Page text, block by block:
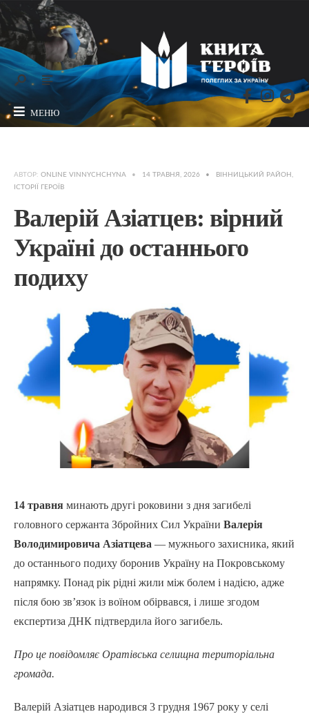
МЕНЮ
АВТОР: ONLINE VINNYCHCHYNA • 14 ТРАВНЯ, 2026 • ВІННИЦЬКИЙ РАЙОН ,
ІСТОРІЇ ГЕРОЇВ
Валерій Азіатцев: вірний
Україні до останнього
подиху
14 травня минають другі роковини з дня загибелі
головного сержанта Збройних Сил України Валерія
Володимировича Азіатцева — мужнього захисника, який
до останнього подиху боронив Україну на Покровському
напрямку. Понад рік рідні жили між болем і надією, адже
після бою зв’язок із воїном обірвався, і лише згодом
експертиза ДНК підтвердила його загибель.
Про це повідомляє Оратівська селищна територіальна
громада.
Валерій Азіатцев народився 3 грудня 1967 року у селі